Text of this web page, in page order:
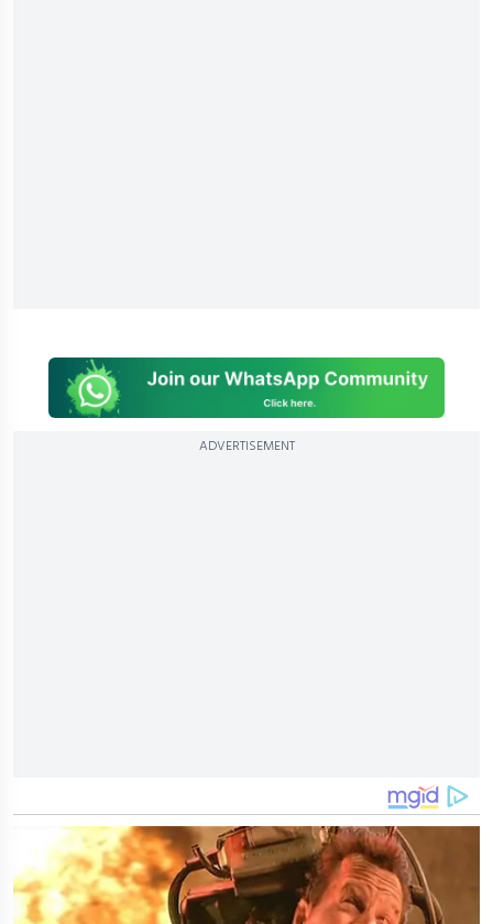
ADVERTISEMENT